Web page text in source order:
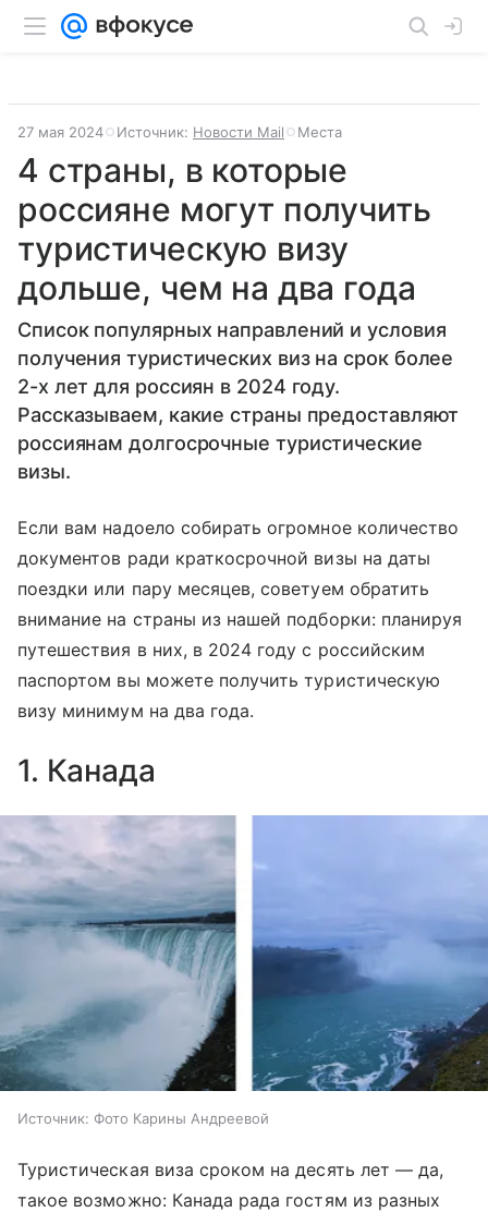
27 мая 2024 Источник: Новости Mail Места
4 страны, в которые
россияне могут получить
туристическую визу
дольше, чем на два года
Список популярных направлений и условия
получения туристических виз на срок более
2-х лет для россиян в 2024 году.
Рассказываем, какие страны предоставляют
россиянам долгосрочные туристические
визы.
Если вам надоело собирать огромное количество
документов ради краткосрочной визы на даты
поездки или пару месяцев, советуем обратить
внимание на страны из нашей подборки: планируя
путешествия в них, в 2024 году с российским
паспортом вы можете получить туристическую
визу минимум на два года.
1. Канада
Источник: Фото Карины Андреевой
Туристическая виза сроком на десять лет — да,
такое возможно: Канада рада гостям из разных